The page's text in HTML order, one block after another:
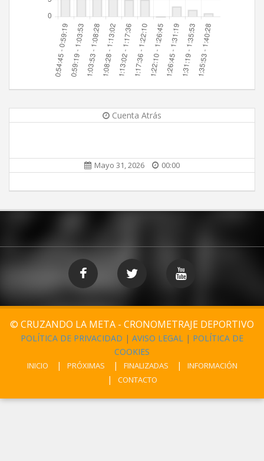
Cuenta Atrás
Mayo 31, 2026 00:00
© CRUZANDO LA META - CRONOMETRAJE DEPORTIVO
POLÍTICA DE PRIVACIDAD | AVISO LEGAL | POLÍTICA DE
COOKIES
INICIO PRÓXIMAS FINALIZADAS
INFORMACIÓN
CONTACTO